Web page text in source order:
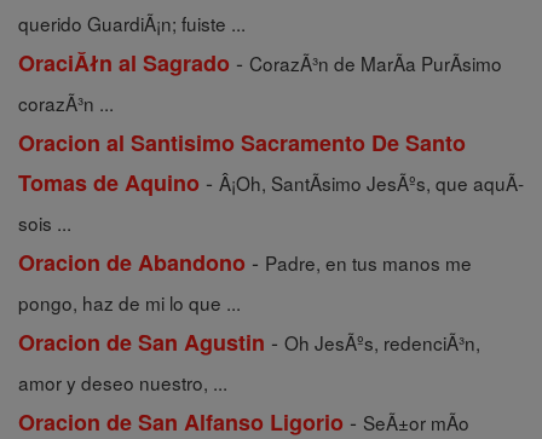
querido GuardiÃ¡n; fuiste ...
OraciĂłn al Sagrado - CorazÃ³n de MarÃ­a PurÃ­simo
corazÃ³n ...
Oracion al Santisimo Sacramento De Santo
Tomas de Aquino - Â¡Oh, SantÃ­simo JesÃºs, que aquÃ­
sois ...
Oracion de Abandono - Padre, en tus manos me
pongo, haz de mi lo que ...
Oracion de San Agustin - Oh JesÃºs, redenciÃ³n,
amor y deseo nuestro, ...
Oracion de San Alfanso Ligorio - SeÃ±or mÃ­o